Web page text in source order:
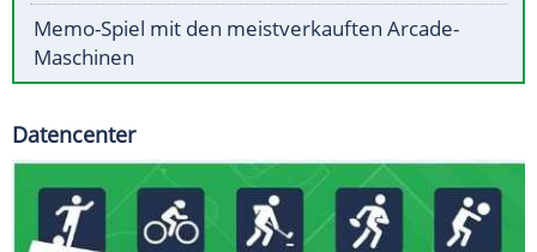
Memo-Spiel mit den meistverkauften Arcade-
Maschinen
Datencenter